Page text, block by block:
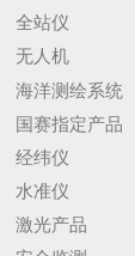
全站仪
无人机
海洋测绘系统
国赛指定产品
经纬仪
水准仪
激光产品